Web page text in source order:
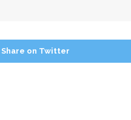
Share on Twitter